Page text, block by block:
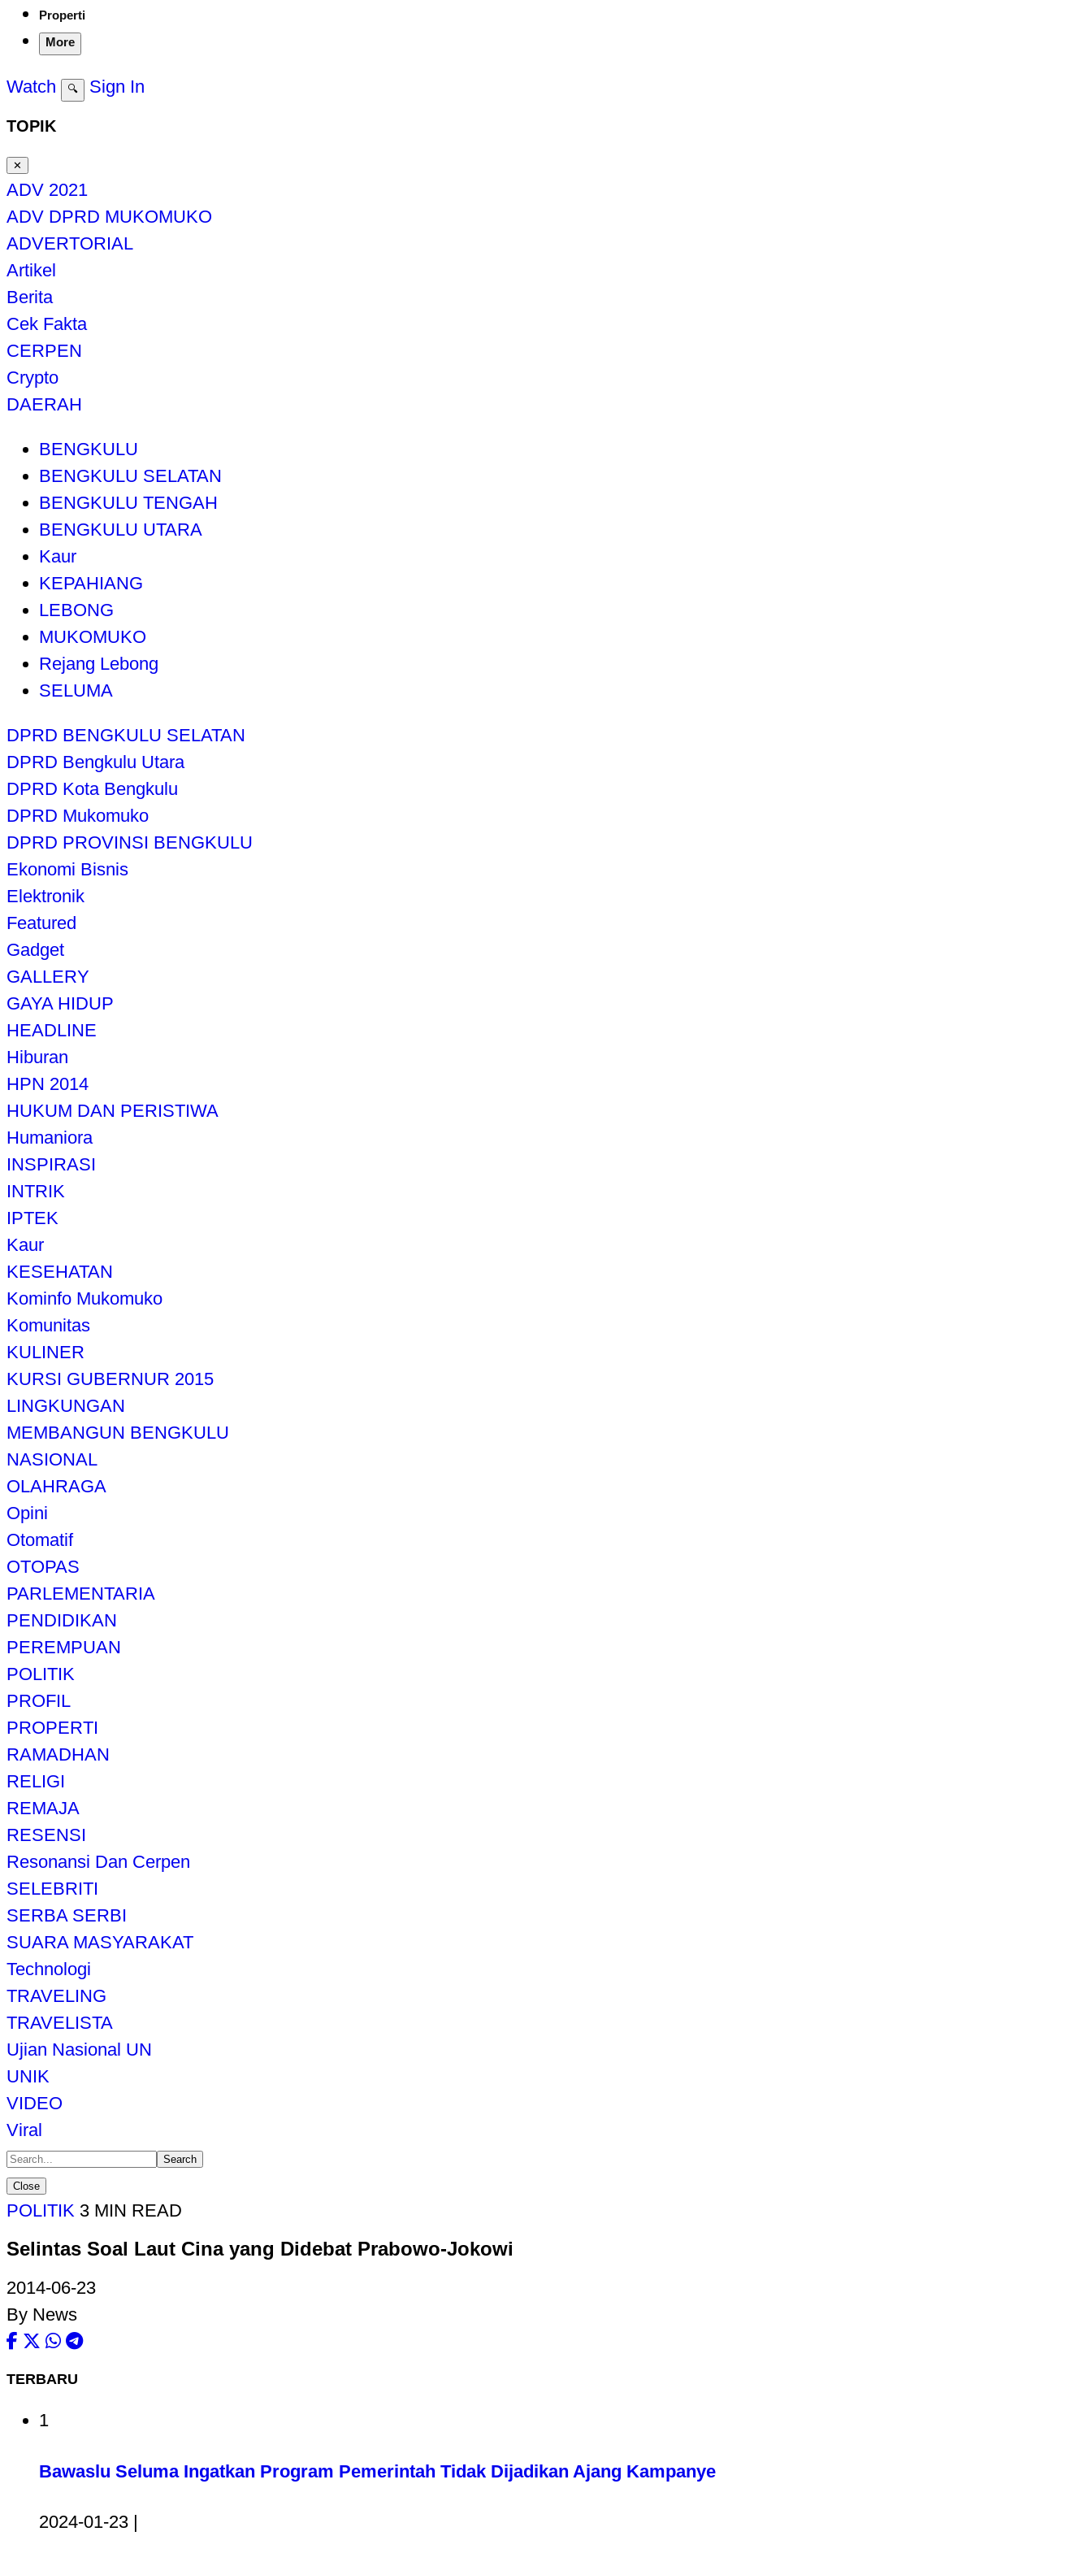
Properti
More
Watch 🔍 Sign In
TOPIK
✕
ADV 2021
ADV DPRD MUKOMUKO
ADVERTORIAL
Artikel
Berita
Cek Fakta
CERPEN
Crypto
DAERAH
BENGKULU
BENGKULU SELATAN
BENGKULU TENGAH
BENGKULU UTARA
Kaur
KEPAHIANG
LEBONG
MUKOMUKO
Rejang Lebong
SELUMA
DPRD BENGKULU SELATAN
DPRD Bengkulu Utara
DPRD Kota Bengkulu
DPRD Mukomuko
DPRD PROVINSI BENGKULU
Ekonomi Bisnis
Elektronik
Featured
Gadget
GALLERY
GAYA HIDUP
HEADLINE
Hiburan
HPN 2014
HUKUM DAN PERISTIWA
Humaniora
INSPIRASI
INTRIK
IPTEK
Kaur
KESEHATAN
Kominfo Mukomuko
Komunitas
KULINER
KURSI GUBERNUR 2015
LINGKUNGAN
MEMBANGUN BENGKULU
NASIONAL
OLAHRAGA
Opini
Otomatif
OTOPAS
PARLEMENTARIA
PENDIDIKAN
PEREMPUAN
POLITIK
PROFIL
PROPERTI
RAMADHAN
RELIGI
REMAJA
RESENSI
Resonansi Dan Cerpen
SELEBRITI
SERBA SERBI
SUARA MASYARAKAT
Technologi
TRAVELING
TRAVELISTA
Ujian Nasional UN
UNIK
VIDEO
Viral
Search
Close
POLITIK 3 MIN READ
Selintas Soal Laut Cina yang Didebat Prabowo-Jokowi
2014-06-23
By News
TERBARU
1
Bawaslu Seluma Ingatkan Program Pemerintah Tidak Dijadikan Ajang Kampanye
2024-01-23 |